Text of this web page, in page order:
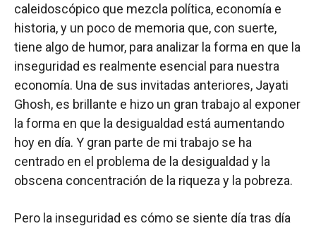
caleidoscópico que mezcla política, economía e
historia, y un poco de memoria que, con suerte,
tiene algo de humor, para analizar la forma en que la
inseguridad es realmente esencial para nuestra
economía. Una de sus invitadas anteriores, Jayati
Ghosh, es brillante e hizo un gran trabajo al exponer
la forma en que la desigualdad está aumentando
hoy en día. Y gran parte de mi trabajo se ha
centrado en el problema de la desigualdad y la
obscena concentración de la riqueza y la pobreza.
Pero la inseguridad es cómo se siente día tras día